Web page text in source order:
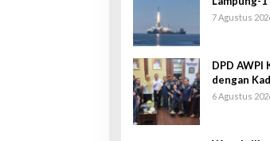
province
7 Agustus
DPD AWPI
dengan
6 Agustus